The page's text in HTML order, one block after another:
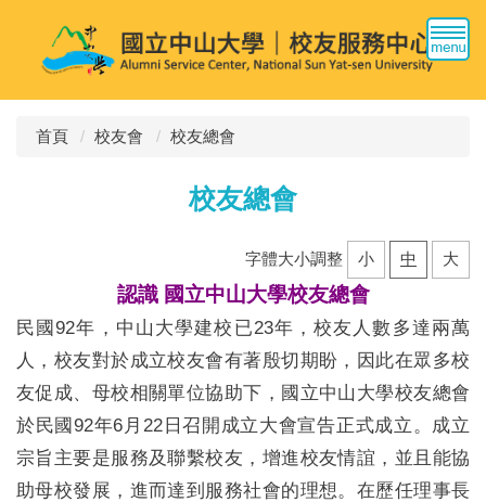
首頁 校友會 校友總會
校友總會
字體大小調整 小 中 大
認識 國立中山大學校友總會
民國92年，中山大學建校已23年，校友人數多達兩萬
人，校友對於成立校友會有著殷切期盼，因此在眾多校
友促成、母校相關單位協助下，國立中山大學校友總會
於民國92年6月22日召開成立大會宣告正式成立。成立
宗旨主要是服務及聯繫校友，增進校友情誼，並且能協
助母校發展，進而達到服務社會的理想。在歷任理事長